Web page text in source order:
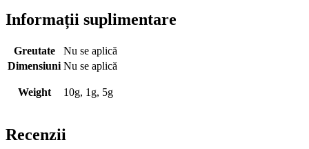
Informații suplimentare
Greutate
Nu se aplică
Dimensiuni Nu se aplică
Weight 10g, 1g, 5g
Recenzii